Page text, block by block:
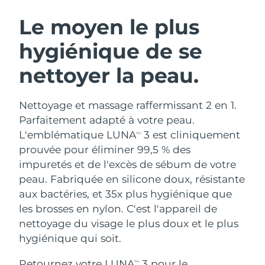
Le moyen le plus
hygiénique de se
nettoyer la peau.
Nettoyage et massage raffermissant 2 en 1.
Parfaitement adapté à votre peau.
L'emblématique LUNATM
3 est cliniquement
prouvée pour éliminer 99,5 % des
impuretés et de l'excès de sébum de votre
peau. Fabriquée en silicone doux, résistante
aux bactéries, et 35x plus hygiénique que
les brosses en nylon. C'est l'appareil de
nettoyage du visage le plus doux et le plus
hygiénique qui soit.
TM
Nettoyage du visage
Anti-aging massage
LUNA™ 4 Plus
Massage, LED heating
LUNA™ 4 Men
For men, anti-aging massage
Lifting
Microcurrent toning
BEAR™ 2 go
Microcurrent toning on-the-go
BEAR™ 2 eyes & lips
Microcurrent line smoothing device
Hydratation
UFO™ 3 coffret
Deep facial hydration
UFO™ 3 LED
Near-infrared and red light therapy
device
Soin bucco-dentaire
issa™ 4
Hybrid silicone sonic toothbrush
issa™ 4 plus
Smart hybrid silicone sonic toothbrush
FAQ™ TRAITEMENT ANTI-ÂGE
Anti-âge
NEW
Autriche Livraison estimée
Bahreïn Livraison estimée
Belgique Livraison estimée
Bermudes Livraison estimée16/8/26
Bosnie-Herzégovine Livraison estimée 13/8/26
Brunei Livraison estimée
Bulgarie Livraison estimée10/8/26
Canada Livraison estimée14/8/26
Chili